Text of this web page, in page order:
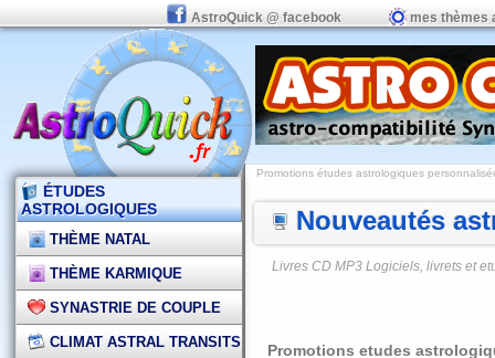
AstroQuick @ facebook mes thèmes
ÉTUDES
ASTROLOGIQUES
THÈME NATAL
THÈME KARMIQUE
SYNASTRIE DE COUPLE
CLIMAT ASTRAL TRANSITS
Promotions études astrologiques
Nouveautés
Livres CD MP3 Logiciels, livrets et
Promotions etudes